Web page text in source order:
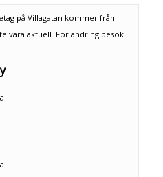
på Villagatan kommer från
vara aktuell. För ändring besök